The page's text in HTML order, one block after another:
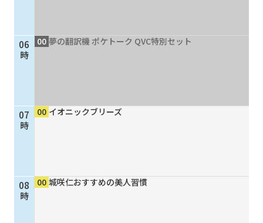
ご加入お申し込み・資
個人情報保護に関する基
本方針
06
時
07
時
08
時
00 夢の翻訳機 ポケトーク QVC特別セット
00 イオニックブリーズ
00 城咲仁おすすめの美人習慣